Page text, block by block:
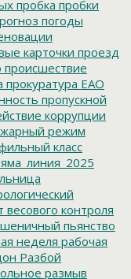
пробка пробки
погоды
карточки проезд
происшествие
прокуратура ЕАО
пропускной
коррупции
режим
класс
весового контроля
пьянство
неделя рабочая
Разбой
размыв